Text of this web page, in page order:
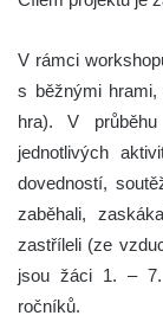
V rámci
s běžnými
hra). V
jednotlivých
dovedností,
zaběhali,
zastříleli (ze
jsou žáci 1. –
ročníků.